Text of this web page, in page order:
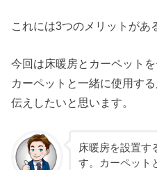
これには3つのメリットがあ
今回は床暖房とカーペット
カーペットと一緒に使用す
伝えしたいと思います。
床暖房を設置す
す。カーペット